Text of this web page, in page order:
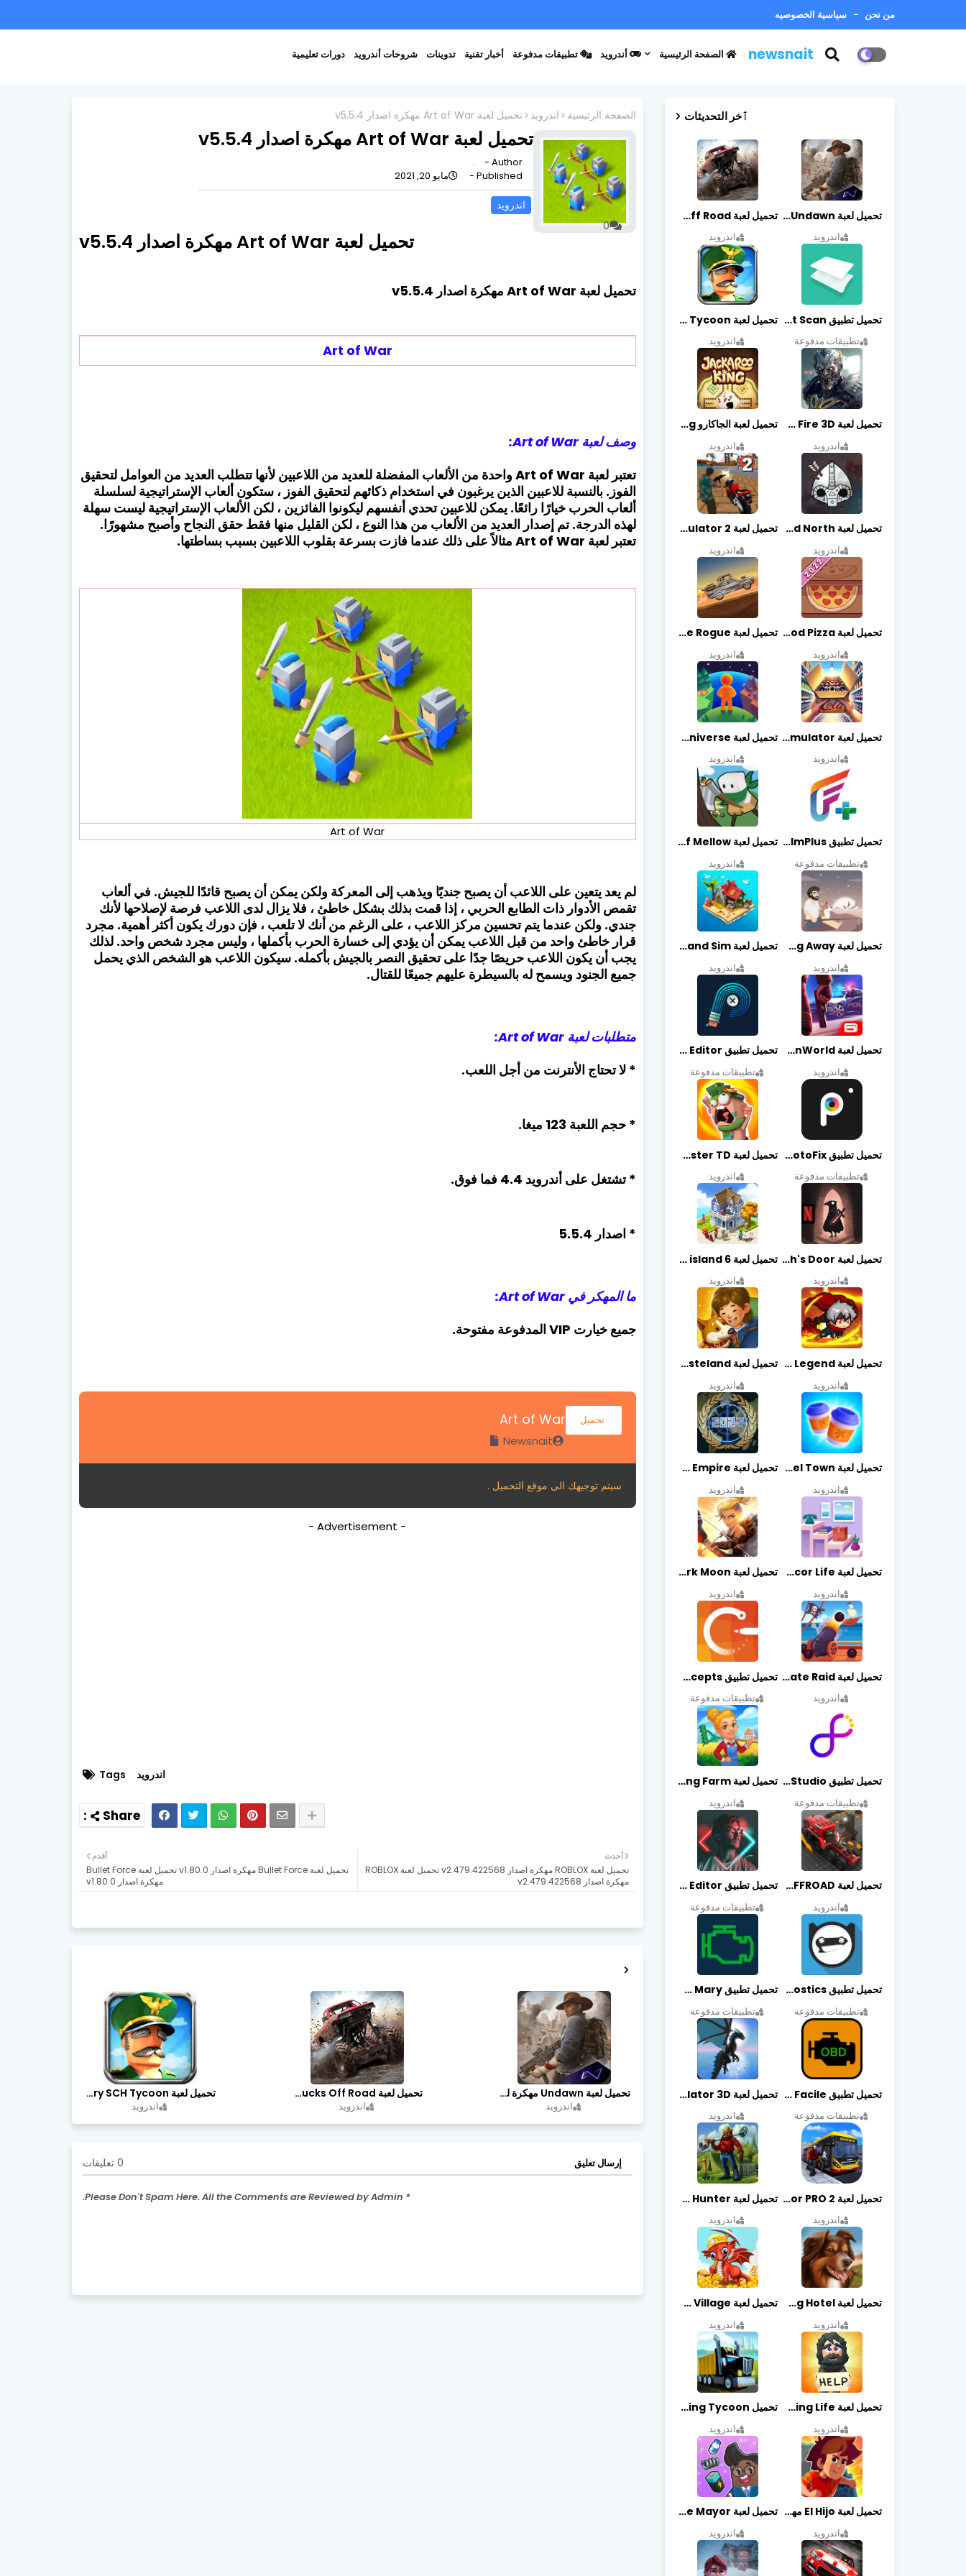
من نحن سياسية الخصوصيه
newsnait دورات تعليمية شروحات أندرويد تدوينات أخبار تقنية تطبيقات مدفوعة أندرويد الصفحة الرئيسية
الصفحة الرئيسية اندرويد تحميل لعبة Art of War مهكرة اصدار v5.5.4
تحميل لعبة Art of War مهكرة اصدار v5.5.4
Author -
.
Published -
مايو 20, 2021
اندرويد
0
تحميل لعبة Art of War مهكرة اصدار v5.5.4
تحميل لعبة Art of War مهكرة اصدار v5.5.4
Art of War
وصف لعبة Art of War:
تعتبر لعبة Art of War واحدة من الألعاب المفضلة للعديد من اللاعبين لأنها تتطلب العديد من العوامل لتحقيق
الفوز. بالنسبة للاعبين الذين يرغبون في استخدام ذكائهم لتحقيق الفوز ، ستكون ألعاب الإستراتيجية لسلسلة
ألعاب الحرب خيارًا رائعًا. يمكن للاعبين تحدي أنفسهم ليكونوا الفائزين ، لكن الألعاب الإستراتيجية ليست سهلة
لهذه الدرجة. تم إصدار العديد من الألعاب من هذا النوع ، لكن القليل منها فقط حقق النجاح وأصبح مشهورًا.
تعتبر لعبة Art of War مثالاً على ذلك عندما فازت بسرعة بقلوب اللاعبين بسبب بساطتها.
Art of War
لم يعد يتعين على اللاعب أن يصبح جنديًا ويذهب إلى المعركة ولكن يمكن أن يصبح قائدًا للجيش. في ألعاب
تقمص الأدوار ذات الطابع الحربي ، إذا قمت بذلك بشكل خاطئ ، فلا يزال لدى اللاعب فرصة لإصلاحها لأنك
جندي. ولكن عندما يتم تحسين مركز اللاعب ، على الرغم من أنك لا تلعب ، فإن دورك يكون أكثر أهمية. مجرد
قرار خاطئ واحد من قبل اللاعب يمكن أن يؤدي إلى خسارة الحرب بأكملها ، وليس مجرد شخص واحد. لذلك
يجب أن يكون اللاعب حريصًا جدًا على تحقيق النصر بالجيش بأكمله. سيكون اللاعب هو الشخص الذي يحمل
جميع الجنود ويسمح له بالسيطرة عليهم جميعًا للقتال.
متطلبات لعبة Art of War:
* لا تحتاج الأنترنت من أجل اللعب.
* حجم اللعبة 123 ميغا.
* تشتغل على أندرويد 4.4 فما فوق.
* اصدار 5.5.4
ما المهكر في Art of War:
جميع خيارت VIP المدفوعة مفتوحة.
Art of War تحميل
Newsnait
سيتم توجيهك الى موقع التحميل .
- Advertisement -
Tags اندرويد
أحدث
تحميل لعبة ROBLOX مهكرة اصدار v2.479.422568 تحميل لعبة ROBLOX
مهكرة اصدار v2.479.422568
أقدم
تحميل لعبة Bullet Force مهكرة اصدار v1.80.0 تحميل لعبة Bullet Force
مهكرة اصدار v1.80.0
تحميل لعبة Undawn مهكرة للأندرويد أخر إصدار | تحميل مباشر + موارد غير محدودة
اندرويد
تحميل لعبة Trucks Off Road مهكرة اخر اصدار
اندرويد
تحميل لعبة Idle Military SCH Tycoon مهكرة آخر إصدار
اندرويد
إرسال تعليق 0 تعليقات
* Please Don't Spam Here. All the Comments are Reviewed by Admin.
ٱخر التحديثات
تحميل لعبة Undawn مهكرة للأندرويد أخر إصدار | تحميل مباشر + موارد غير محدودة
اندرويد
تحميل لعبة Trucks Off Road مهكرة اخر اصدار
اندرويد
تحميل تطبيق vFlat Scan مهكر آخر إصدار
تطبيقات مدفوعة
تحميل لعبة Idle Military SCH Tycoon مهكرة آخر إصدار
اندرويد
تحميل لعبة Zombie Fire 3D مهكرة آخر إصدار
اندرويد
تحميل لعبة الجاكارو jackaroo king آخر إصدار
اندرويد
تحميل لعبة Bad North مهكرة آخر إصدار
اندرويد
تحميل لعبة Vegas crime simulator 2 مهكرة اخر اصدار
اندرويد
تحميل لعبة Good Pizza مهكرة اخر اصدار
اندرويد
تحميل لعبة Earn to Die Rogue مهكرة اخر اصدار
اندرويد
تحميل لعبة Retail Store Simulator مهكرة اخر اصدار
اندرويد
تحميل لعبة My Little Universe مهكرة أخر إصدار
اندرويد
تحميل تطبيق FilmPlus أخر إصدار
تطبيقات مدفوعة
تحميل لعبة Life of Mellow مهكرة أخر إصدار
اندرويد
تحميل لعبة Casting Away مهكرة أخر إصدار
اندرويد
تحميل لعبة Fantasy Island Sim مهكرة أخر إصدار
اندرويد
تحميل لعبة Gangstar New Orleans OpenWorld مهكرة أخر إصدار
اندرويد
تحميل تطبيق Retouch Remove Objects Editor مهكرة اخر إصدار
تطبيقات مدفوعة
تحميل تطبيق PhotoFix مهكر آخر إصدار
تطبيقات مدفوعة
تحميل لعبة Candy Disaster TD مهكرة اخر إصدار
اندرويد
تحميل لعبة Death's Door مهكرة أخر إصدار
اندرويد
تحميل لعبة city island 6 مهكرة أخر إصدار
اندرويد
تحميل لعبة Slayer Legend مهكرة أخر إصدار
اندرويد
تحميل لعبة Merge Survival : Wasteland مهكرة أخر إصدار
اندرويد
تحميل لعبة Travel Town مهكرة أخر إصدار
اندرويد
تحميل لعبة World Empire مهكرة أخر إصدار
اندرويد
تحميل لعبة Decor Life مهكرة أخر إصدار
اندرويد
تحميل لعبة Lionheart: Dark Moon مهكرة أخر إصدار
اندرويد
تحميل لعبة Pirate Raid مهكرة أخر إصدار
اندرويد
تحميل تطبيق Concepts مهكر أخر إصدار
تطبيقات مدفوعة
تحميل تطبيق Graphic Studio مهكر أخر إصدار
تطبيقات مدفوعة
تحميل لعبة Cooking Farm مهكرة أخر إصدار
اندرويد
تحميل لعبة PROJECT:OFFROAD مهكرة أخر إصدار
اندرويد
تحميل تطبيق NeonArt Photo Editor مهكر أخر إصدار
تطبيقات مدفوعة
تحميل تطبيق OBDeleven Car Diagnostics مهكر أخر إصدار
تطبيقات مدفوعة
تحميل تطبيق Obd Mary مهكر أخر إصدار
تطبيقات مدفوعة
تحميل تطبيق EOBD Facile مهكر أخر إصدار
تطبيقات مدفوعة
تحميل لعبة Dragon Simulator 3D مهكرة أخر إصدار
اندرويد
تحميل لعبة Bus Simulator PRO 2 مهكرة أخر إصدار
اندرويد
تحميل لعبة Treasure Hunter مهكرة أخر إصدار
اندرويد
تحميل لعبة Dog Hotel مهكرة أخر إصدار
اندرويد
تحميل لعبة Dragon Village مهكرة أخر إصدار
اندرويد
تحميل لعبة Begging Life مهكرة أخر إصدار
اندرويد
تحميل Transit King Tycoon مهكرة أخر إصدار
اندرويد
تحميل لعبة El Hijo مهكرة أخر إصدار
اندرويد
تحميل لعبة Merge Mayor مهكرة أخر إصدار
اندرويد